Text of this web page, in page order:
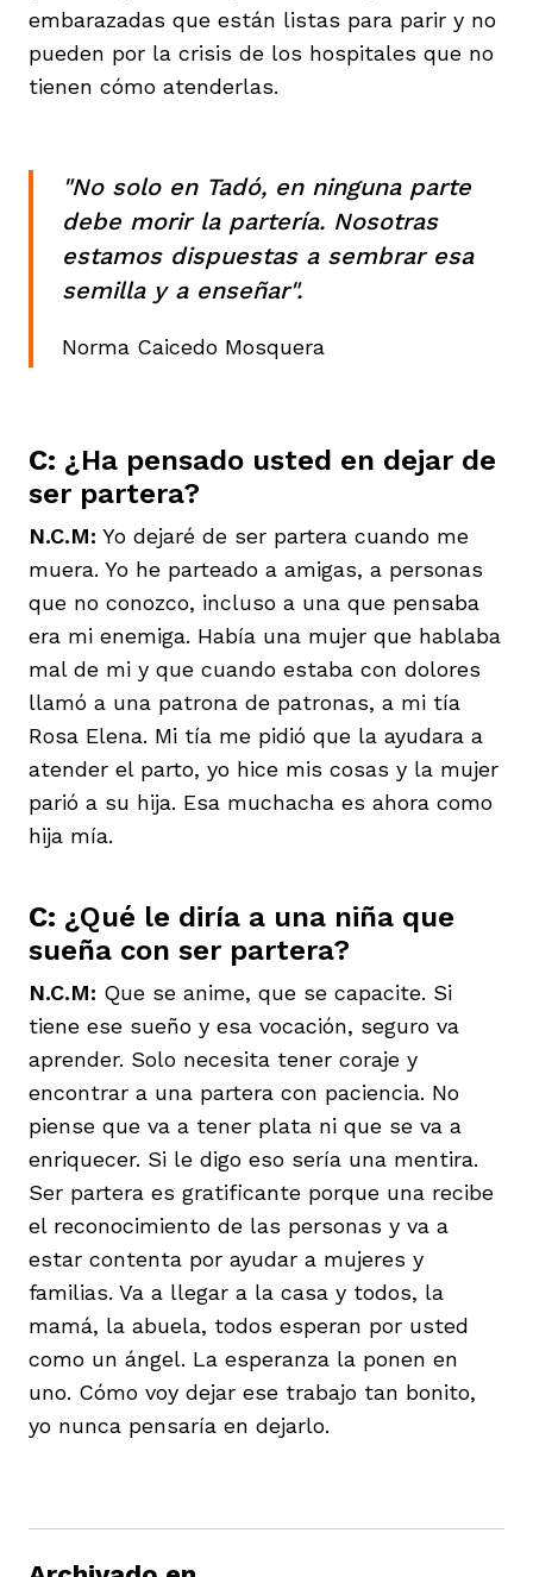
embarazadas que están listas para parir y no
pueden por la crisis de los hospitales que no
tienen cómo atenderlas.
"No solo en Tadó, en ninguna parte
debe morir la partería. Nosotras
estamos dispuestas a sembrar esa
semilla y a enseñar".
Norma Caicedo Mosquera
C: ¿Ha pensado usted en dejar de
ser partera?
N.C.M: Yo dejaré de ser partera cuando me
muera. Yo he parteado a amigas, a personas
que no conozco, incluso a una que pensaba
era mi enemiga. Había una mujer que hablaba
mal de mi y que cuando estaba con dolores
llamó a una patrona de patronas, a mi tía
Rosa Elena. Mi tía me pidió que la ayudara a
atender el parto, yo hice mis cosas y la mujer
parió a su hija. Esa muchacha es ahora como
hija mía.
C: ¿Qué le diría a una niña que
sueña con ser partera?
N.C.M: Que se anime, que se capacite. Si
tiene ese sueño y esa vocación, seguro va
aprender. Solo necesita tener coraje y
encontrar a una partera con paciencia. No
piense que va a tener plata ni que se va a
enriquecer. Si le digo eso sería una mentira.
Ser partera es gratificante porque una recibe
el reconocimiento de las personas y va a
estar contenta por ayudar a mujeres y
familias. Va a llegar a la casa y todos, la
mamá, la abuela, todos esperan por usted
como un ángel. La esperanza la ponen en
uno. Cómo voy dejar ese trabajo tan bonito,
yo nunca pensaría en dejarlo.